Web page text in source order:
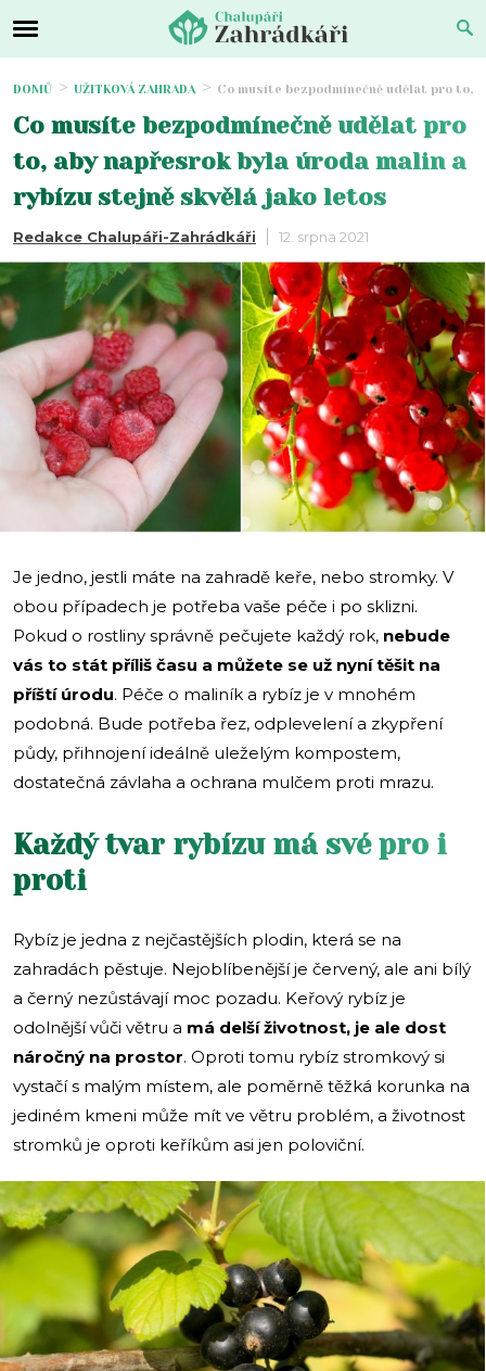
DOMŮ UŽITKOVÁ ZAHRADA Co musíte bezpodmínečně udělat pro to,
Co musíte bezpodmínečně udělat pro
to, aby napřesrok byla úroda malin a
rybízu stejně skvělá jako letos
Redakce Chalupáři-Zahrádkáři 12. srpna 2021
Je jedno, jestli máte na zahradě keře, nebo stromky. V
obou případech je potřeba vaše péče i po sklizni.
Pokud o rostliny správně pečujete každý rok, nebude
vás to stát příliš času a můžete se už nyní těšit na
příští úrodu. Péče o maliník a rybíz je v mnohém
podobná. Bude potřeba řez, odplevelení a zkypření
půdy, přihnojení ideálně uleželým kompostem,
dostatečná závlaha a ochrana mulčem proti mrazu.
Každý tvar rybízu má své pro i
proti
Rybíz je jedna z nejčastějších plodin, která se na
zahradách pěstuje. Nejoblíbenější je červený, ale ani bílý
a černý nezůstávají moc pozadu. Keřový rybíz je
odolnější vůči větru a má delší životnost, je ale dost
náročný na prostor. Oproti tomu rybíz stromkový si
vystačí s malým místem, ale poměrně těžká korunka na
jediném kmeni může mít ve větru problém, a životnost
stromků je oproti keříkům asi jen poloviční.